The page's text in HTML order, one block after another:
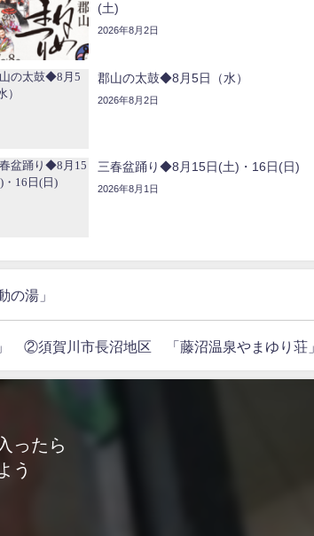
(土)
2026年8月2日
郡山の太鼓◆8月5日（水）
2026年8月2日
三春盆踊り◆8月15日(土)・16日(日)
2026年8月1日
湯」
」 ②須賀川市長沼地区 「藤沼温泉やまゆり荘
ったら
う